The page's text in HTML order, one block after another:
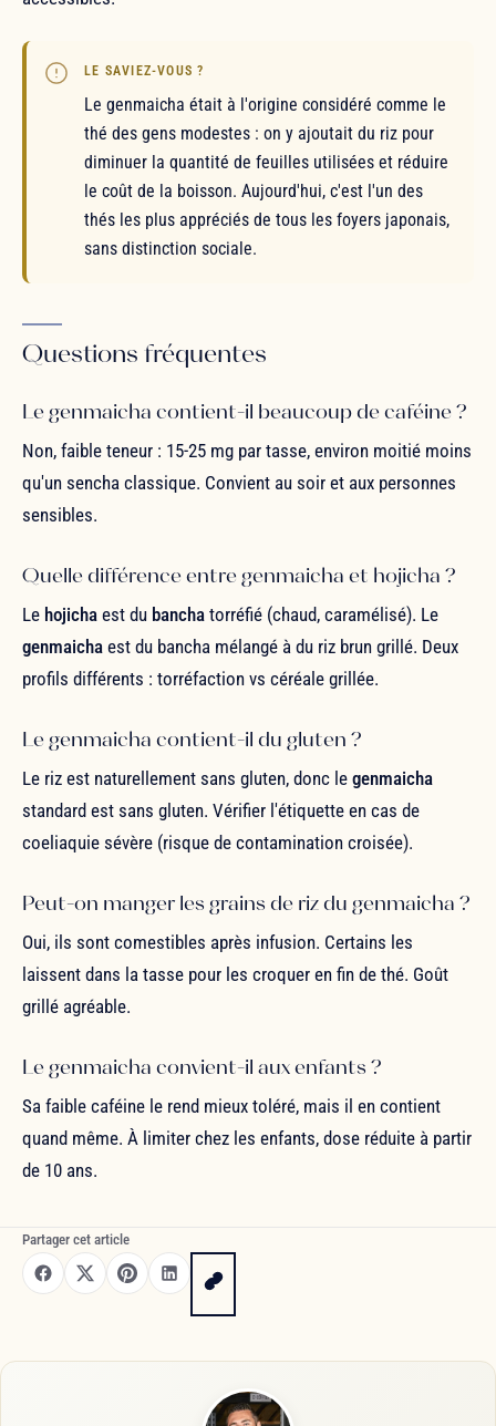
LE SAVIEZ-VOUS ?
Le genmaicha était à l'origine considéré comme le
thé des gens modestes : on y ajoutait du riz pour
diminuer la quantité de feuilles utilisées et réduire
le coût de la boisson. Aujourd'hui, c'est l'un des
thés les plus appréciés de tous les foyers japonais,
sans distinction sociale.
Questions fréquentes
Le genmaicha contient-il beaucoup de caféine ?
Non, faible teneur : 15-25 mg par tasse, environ moitié moins
qu'un sencha classique. Convient au soir et aux personnes
sensibles.
Quelle différence entre genmaicha et hojicha ?
Le hojicha est du bancha torréfié (chaud, caramélisé). Le
genmaicha est du bancha mélangé à du riz brun grillé. Deux
profils différents : torréfaction vs céréale grillée.
Le genmaicha contient-il du gluten ?
Le riz est naturellement sans gluten, donc le genmaicha
standard est sans gluten. Vérifier l'étiquette en cas de
coeliaquie sévère (risque de contamination croisée).
Peut-on manger les grains de riz du genmaicha ?
Oui, ils sont comestibles après infusion. Certains les
laissent dans la tasse pour les croquer en fin de thé. Goût
grillé agréable.
Le genmaicha convient-il aux enfants ?
Sa faible caféine le rend mieux toléré, mais il en contient
quand même. À limiter chez les enfants, dose réduite à partir
de 10 ans.
Partager cet article